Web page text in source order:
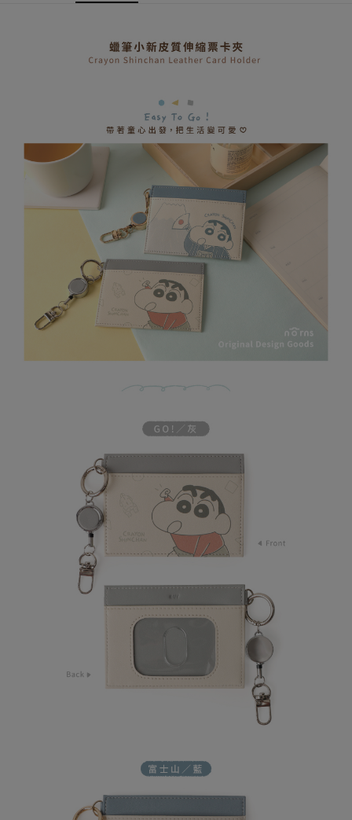
3.實際核准額度、可分期數及費用金額請依後續交易確認頁面所載為準。
1.分期款項不併入電信帳單，「大哥付你分期」於每月結算日後寄送繳費提
2.透過簡訊連結打開帳單後，可選擇「超商條碼／台灣大直營門市／銀行轉
帳／街口支付／iPASS MONEY」等通路繳費。
【注意事項】
1.本服務係由「台灣大哥大股份有限公司」（以下簡稱本公司）所提供，讓
用戶於交易時，得透過本服務購買商品或服務，並由商店將買賣／分期付款
買賣價金債權讓與本公司後，依約使用本公司帳單繳交帳款。
2.基於同意付款使用「大哥付你分期」之契約關係目的，商店將以您的個人
資料（包含姓名、電話或地址）提供予台灣大哥大進項蒐集、處理及利用，
由本公司與您本人進行分期帳單所需資料之確認、核對及更正。
3.完整用戶服務條款，請詳閱以下連結： https://oppay.tw/userRule
AFTEE先享後付
【關於「AFTEE先享後付」】
AFTEE先享後付是「在收到商品之後才付款」的支付方式。 讓您購物簡單
２．便利：只要手機號碼，簡訊認證，即可結帳。
３．安心：先確認商品／服務後，再付款。
【「AFTEE先享後付」結帳流程】
１．於結帳方式選擇「AFTEE先享後付」後，將跳轉至「AFTEE先享後付」
結帳頁面，進行簡訊認證並確認金額後，即可完成結帳。
２．訂單成立數日內，您將收到繳費通知簡訊。
３．收到繳費通知簡訊後14天內，點擊此簡訊中的連結，可透過四大超商／
ATM／網路銀行／等多元方式進行付款，方視為交易完成。
※ 請注意：結帳手續完成當下不需立刻繳費，但若您需要取消訂單，請聯絡
購買商品的店家。未經商家同意取消之訂單仍視為有效，需透過AFTEE先享
後付繳納相關費用。
※ 交易是否成功請以「AFTEE先享後付 」之結帳頁面顯示為準，若有關於
是否繳費成功／繳費後需取消欲退款等相關疑問，請聯繫「AFTEE先享後付
客戶支援中心」https://netprotections.freshdesk.com/support/home
【注意事項】
１．透過由恩沛科技股份有限公司提供之「AFTEE先享後付」服務完成之交
易，需依本服務之必要範圍內提供個人資料，並將交易相關給付款項請求債
「AFTEE先享後付」，若未經同意申辦者引起之損失，本公司不負相關責
４．使用「AFTEE先享後付」時，將依據個別帳號之用戶狀況，依本公司即
時審查核予不同之上限額度；若仍有額度不足之情形，本公司將視審查結果
請求用戶進行身份認證。
５．嚴禁一人註冊多個帳號或使用他人資訊註冊。若發現惡意使用之情形，
恩沛科技股份有限公司將有權停止該用戶之使用額度並採取法律行動。
每筆NT$80，滿NT$599(含以上)免運費
普通付款後全家取貨
每筆NT$80，滿NT$599(含以上)免運費
付款後全家取貨
每筆NT$80，滿NT$599(含以上)免運費
(未開放，請勿選擇此選項)普通付款後萊爾富取貨
普通7-11取貨付款
每筆NT$80，滿NT$599(含以上)免運費
普通付款後7-11取貨
每筆NT$80，滿NT$599(含以上)免運費
付款後7-11取貨
每筆NT$80，滿NT$599(含以上)免運費
每筆NT$100，滿NT$999(含以上)免運費
每筆NT$100，滿NT$999(含以上)免運費